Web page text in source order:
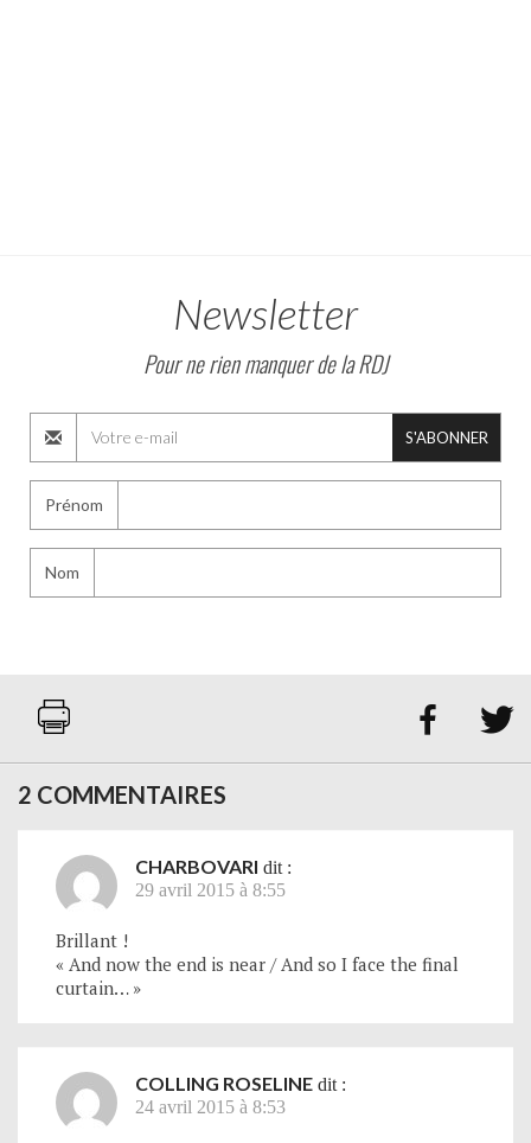
Newsletter
Pour ne rien manquer de la RDJ
S'ABONNER
Prénom
Nom
 
2 COMMENTAIRES
CHARBOVARI dit :
29 avril 2015 à 8:55
Brillant !
« And now the end is near / And so I face the final
curtain… »
COLLING ROSELINE dit :
24 avril 2015 à 8:53